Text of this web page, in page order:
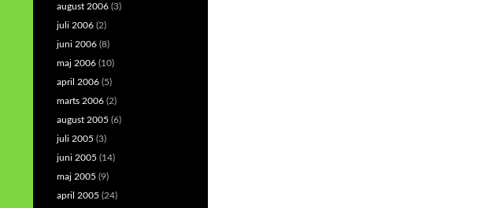
august 2006 (3)
juli 2006 (2)
juni 2006 (8)
maj 2006 (10)
april 2006 (5)
marts 2006 (2)
august 2005 (6)
juli 2005 (3)
juni 2005 (14)
maj 2005 (9)
april 2005 (24)